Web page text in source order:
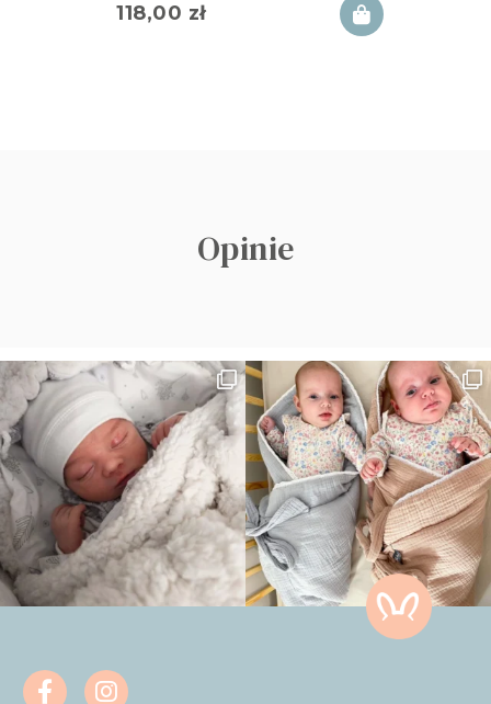
118,00 zł
Opinie